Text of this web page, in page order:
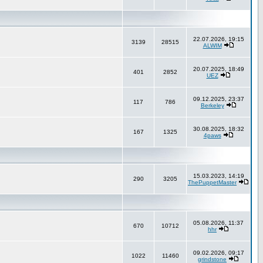
3139 28515
22.07.2026, 19:15
ALWIM
401 2852
20.07.2025, 18:49
UEZ
117 786
09.12.2025, 23:37
Berkeley
167 1325
30.08.2025, 18:32
4paws
290 3205
15.03.2023, 14:19
ThePuppetMaster
670 10712
05.08.2026, 11:37
hhr
1022 11460
09.02.2026, 09:17
grindstone